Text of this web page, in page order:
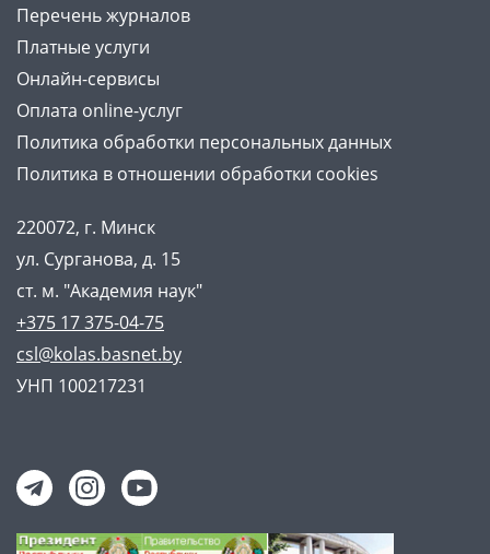
Перечень журналов
Платные услуги
Онлайн-сервисы
Оплата online-услуг
Политика обработки персональных данных
Политика в отношении обработки cookies
220072, г. Минск
ул. Сурганова, д. 15
ст. м. "Академия наук"
+375 17 375-04-75
csl@kolas.basnet.by
УНП 100217231